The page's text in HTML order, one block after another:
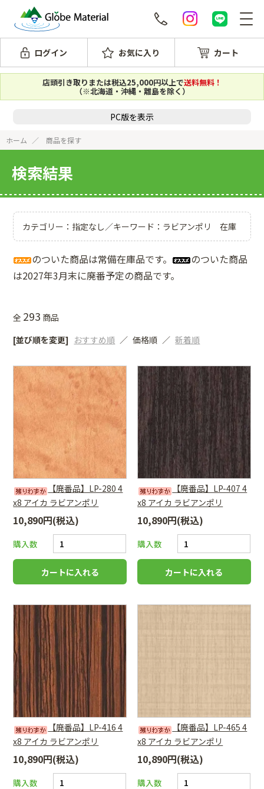
ログイン お気に入り カート
店頭引き取りまたは税込25,000円以上で送料無料！
（※北海道・沖縄・離島を除く）
PC版を表示
ホーム 商品を探す
検索結果
カテゴリー：指定なし／キーワード：ラビアンポリ 在庫
のついた商品は常備在庫品です。
のついた商品
は2027年3月末に廃番予定の商品です。
全 293 商品
[並び順を変更] おすすめ順 価格順 新着順
【廃番品】LP-280 4
x8 アイカ ラビアンポリ
10,890円(税込)
購入数
【廃番品】LP-407 4
x8 アイカ ラビアンポリ
10,890円(税込)
購入数
【廃番品】LP-416 4
x8 アイカ ラビアンポリ
10,890円(税込)
購入数
【廃番品】LP-465 4
x8 アイカ ラビアンポリ
10,890円(税込)
購入数